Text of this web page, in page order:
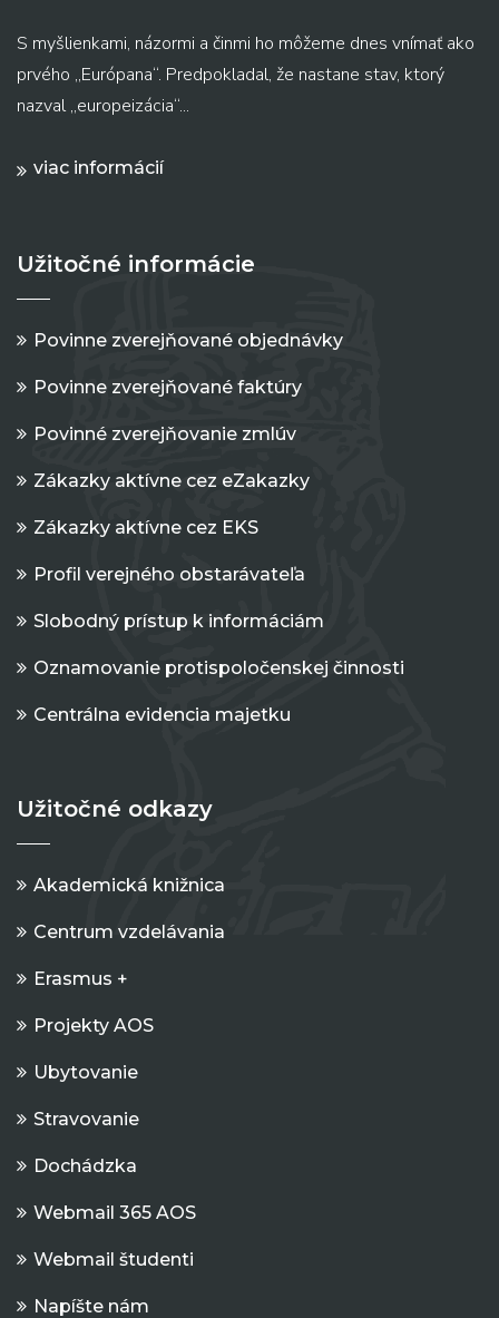
S myšlienkami, názormi a činmi ho môžeme dnes vnímať ako
prvého „Európana“. Predpokladal, že nastane stav, ktorý
nazval „europeizácia“...
viac informácií
Užitočné informácie
Povinne zverejňované objednávky
Povinne zverejňované faktúry
Povinné zverejňovanie zmlúv
Zákazky aktívne cez eZakazky
Zákazky aktívne cez EKS
Profil verejného obstarávateľa
Slobodný prístup k informáciám
Oznamovanie protispoločenskej činnosti
Centrálna evidencia majetku
Užitočné odkazy
Akademická knižnica
Centrum vzdelávania
Erasmus +
Projekty AOS
Ubytovanie
Stravovanie
Dochádzka
Webmail 365 AOS
Webmail študenti
Napíšte nám